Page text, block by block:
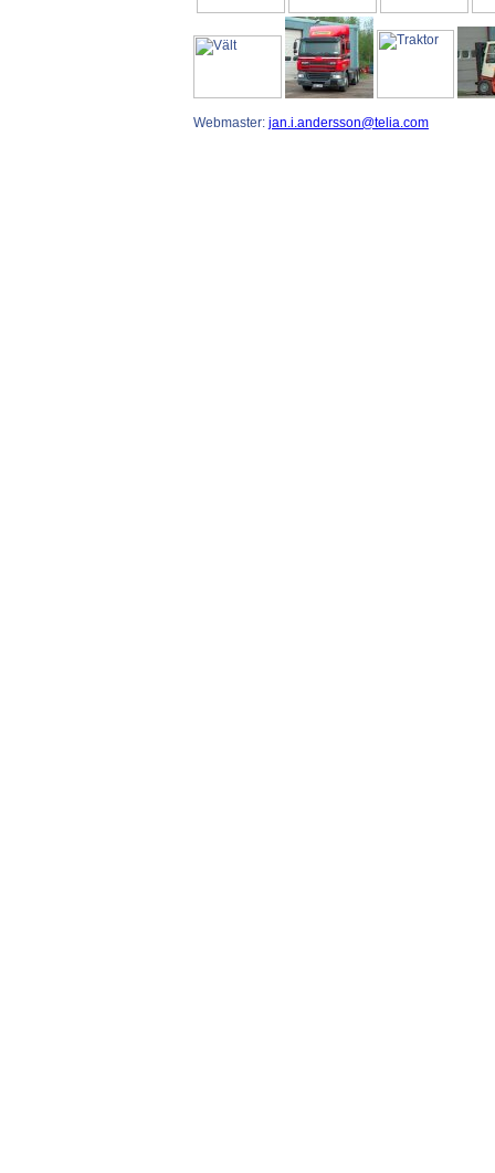
Webmaster: jan.i.andersson@telia.com